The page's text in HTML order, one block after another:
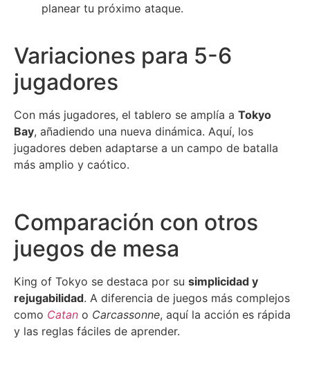
planear tu próximo ataque.
Variaciones para 5-6
jugadores
Con más jugadores, el tablero se amplía a Tokyo
Bay, añadiendo una nueva dinámica. Aquí, los
jugadores deben adaptarse a un campo de batalla
más amplio y caótico.
Comparación con otros
juegos de mesa
King of Tokyo se destaca por su simplicidad y
rejugabilidad. A diferencia de juegos más complejos
como Catan o Carcassonne, aquí la acción es rápida
y las reglas fáciles de aprender.